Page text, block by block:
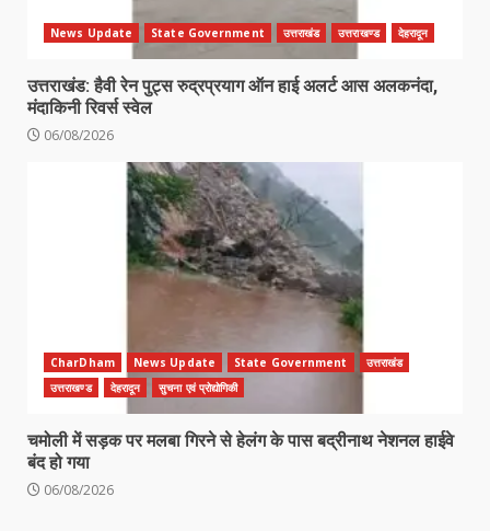
News Update State Government उत्तराखंड उत्तराखण्ड देहरादून
उत्तराखंड: हैवी रेन पुट्स रुद्रप्रयाग ऑन हाई अलर्ट आस अलकनंदा,
मंदाकिनी रिवर्स स्वेल
06/08/2026
CharDham News Update State Government
उत्तराखंड
उत्तराखण्ड
देहरादून सुचना एवं प्रोद्योगिकी
चमोली में सड़क पर मलबा गिरने से हेलंग के पास बद्रीनाथ नेशनल हाईवे
बंद हो गया
06/08/2026